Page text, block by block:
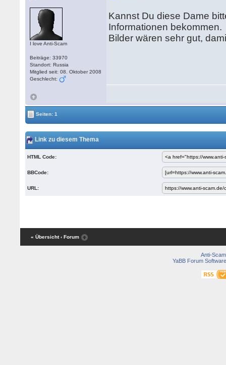
I love Anti-Scam
Beiträge: 33970
Standort: Russia
Mitglied seit: 08. Oktober 2008
Geschlecht:
Kannst Du diese Dame
Informationen bekommen.
Bilder wären sehr gut,
Seiten: 1
Link zu diesem Thema
HTML Code:
BBCode:
URL:
« Übersicht ‹ Forum
Anti-Scam
YaBB Forum Software